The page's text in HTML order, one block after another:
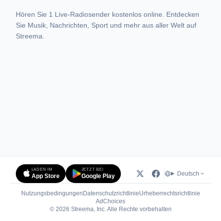
Hören Sie 1 Live-Radiosender kostenlos online. Entdecken
Sie Musik, Nachrichten, Sport und mehr aus aller Welt auf
Streema.
LADEN IM
App Store
JETZT BEI
Google Play Deutsch
Nutzungsbedingungen DatenschutzrichtlinieUrheberrechtsrichtlinie
AdChoices(öffnet in neuem Tab)
© 2026 Streema, Inc. Alle Rechte vorbehalten